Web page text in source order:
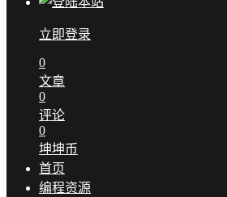
立即登录
0
文章
0
评论
0
坤坤币
首页
编程资源